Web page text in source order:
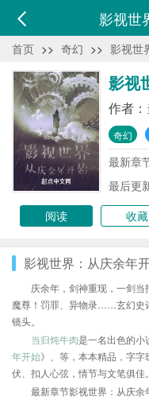
影视世
首页 >> 奇幻 >> 影视世
影视
作者：
奇幻
最新章
最后更
阅读
收藏
影视世界：从庆余年
庆余年，剑神重现，一剑
魔尊！罚罪、异物录……玄幻史
镜头。
当归炖牛肉是一名出色的小
年开始》、等，本本精品，字
伏、扣人心弦，情节与文笔俱佳。
最新章节影视世界：从庆余